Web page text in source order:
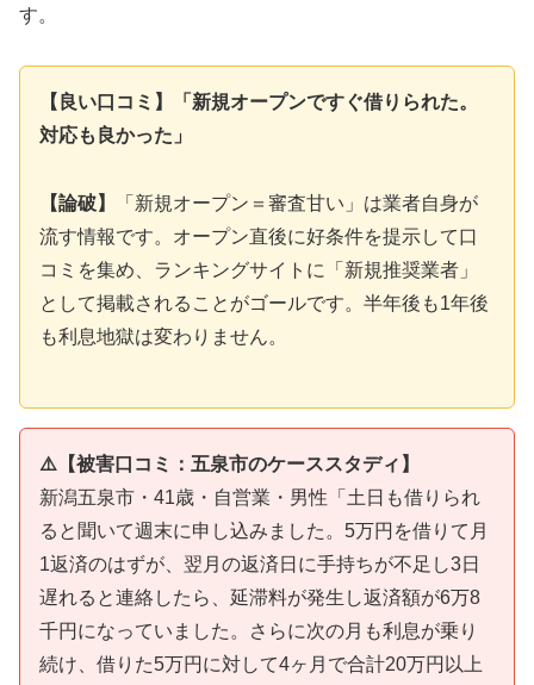
す。
【良い口コミ】「新規オープンですぐ借りられた。
対応も良かった」
【論破】
「新規オープン＝審査甘い」は業者自身が
流す情報です。オープン直後に好条件を提示して口
コミを集め、ランキングサイトに「新規推奨業者」
として掲載されることがゴールです。半年後も1年後
も利息地獄は変わりません。
⚠️【被害口コミ：五泉市のケーススタディ】
新潟五泉市・41歳・自営業・男性「土日も借りられ
ると聞いて週末に申し込みました。5万円を借りて月
1返済のはずが、翌月の返済日に手持ちが不足し3日
遅れると連絡したら、延滞料が発生し返済額が6万8
千円になっていました。さらに次の月も利息が乗り
続け、借りた5万円に対して4ヶ月で合計20万円以上